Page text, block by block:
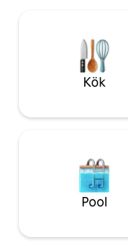
eller en helg med
boende den
avkoppling på
Kök
Pool